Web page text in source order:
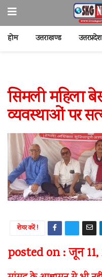
होम उत्तराखण्ड उत्तरप्रदेश
सिमली महिला
व्यवस्थाओं पर
शेयर करें !
posted on : जून 11,